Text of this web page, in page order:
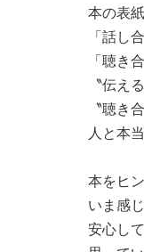
本の表
「話し
「聴き
〝伝え
〝聴き
人と本
本をヒ
いま感
安心し